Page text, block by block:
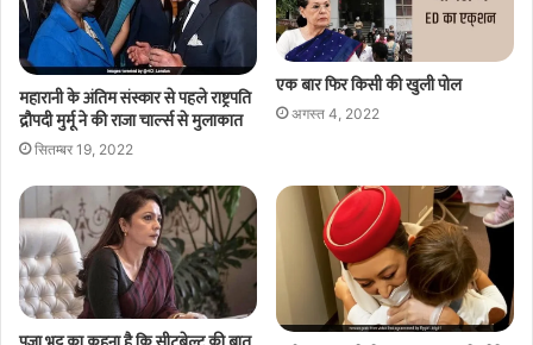
महारानी के अंतिम संस्कार से पहले राष्ट्रपति
द्रौपदी मुर्मू ने की राजा चार्ल्स से मुलाकात
सितम्बर 19, 2022
एक बार फिर किसी की खुली पोल
अगस्त 4, 2022